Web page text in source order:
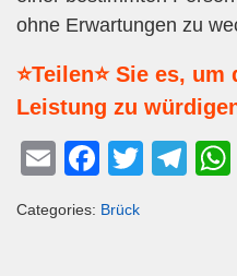
ohne Erwartungen zu
⭐Teilen⭐ Sie es,
Leistung zu
E
ail
F
c
T
T
Categories: Brück